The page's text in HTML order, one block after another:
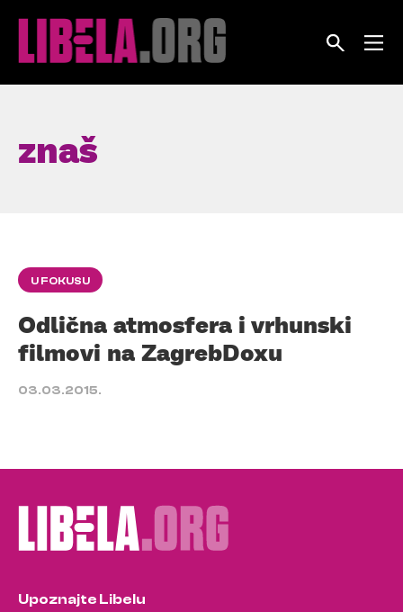
znaš
U FOKUSU
Odlična atmosfera i vrhunski
filmovi na ZagrebDoxu
03.03.2015.
Upoznajte Libelu